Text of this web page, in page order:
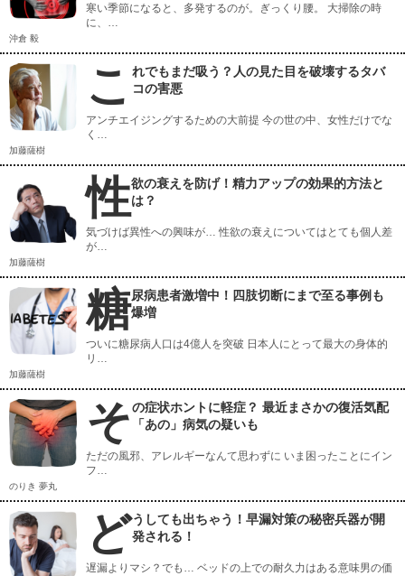
寒い季節になると、多発するのが。ぎっくり腰。 大掃除の時
に、…
沖倉 毅
こ れでもまだ吸う？人の見た目を破壊するタバ
コの害悪
アンチエイジングするための大前提 今の世の中、女性だけでな
く…
加藤薩樹
性欲の衰えを防げ！精力アップの効果的方法と
は？
気づけば異性への興味が… 性欲の衰えについてはとても個人差
が…
加藤薩樹
糖尿病患者激増中！四肢切断にまで至る事例も
爆増
ついに糖尿病人口は4億人を突破 日本人にとって最大の身体的
リ…
加藤薩樹
その症状ホントに軽症？ 最近まさかの復活気配
「あの」病気の疑いも
ただの風邪、アレルギーなんて思わずに いま困ったことにイン
フ…
のりき 夢丸
どうしても出ちゃう！早漏対策の秘密兵器が開
発される！
遅漏よりマシ？でも… ベッドの上での耐久力はある意味男の価